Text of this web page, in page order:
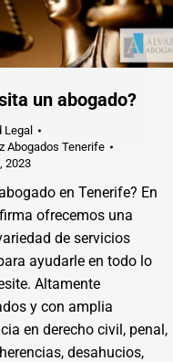
un abogado?
Legal
Abogados Tenerife
2023
en Tenerife? En
ofrecemos una
de servicios
ayudarle en todo lo
Altamente
y con amplia
en derecho civil, penal,
desahucios,